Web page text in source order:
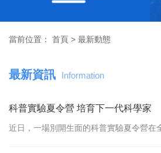
當前位置： 首頁 > 最新動態
最新資訊 Information
科普實驗夏令營 培育下一代科學家
近日，一場別開生面的科普實驗夏令營在